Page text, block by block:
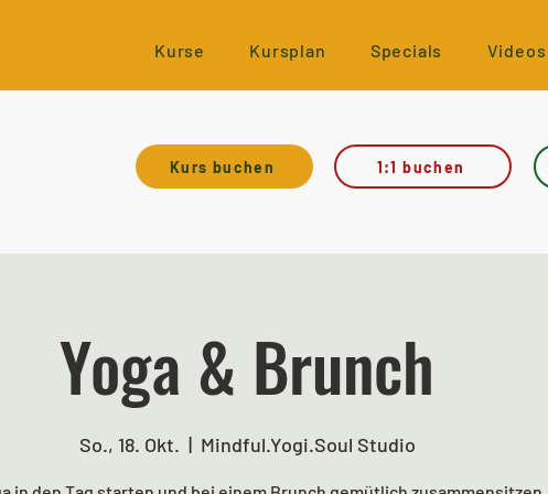
Kurse Kursplan Specials Videos
Kurs buchen 1:1 buchen
Yoga & Brunch
So., 18. Okt.
  |
Mindful.Yogi.Soul Studio